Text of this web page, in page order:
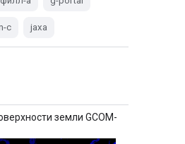
c jaxa
земли GCOM-